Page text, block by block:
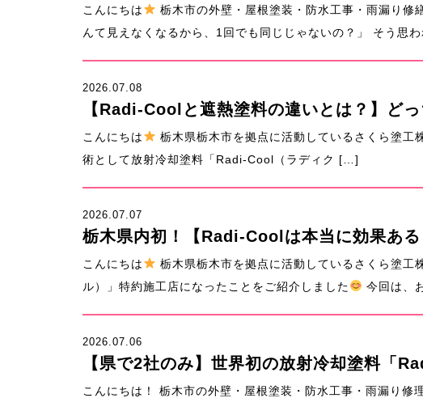
こんにちは 栃木市の外壁・屋根塗装・防水工事・雨漏り修
んて見えなくなるから、1回でも同じじゃないの？」 そう思
2026.07.08
【Radi-Coolと遮熱塗料の違いとは？】ど
こんにちは 栃木県栃木市を拠点に活動しているさくら塗工
術として放射冷却塗料「Radi-Cool（ラディク […]
2026.07.07
栃木県内初！【Radi-Coolは本当に効果あ
こんにちは 栃木県栃木市を拠点に活動しているさくら塗工
ル）」特約施工店になったことをご紹介しました
今回は、
2026.07.06
【県で2社のみ】世界初の放射冷却塗料「
こんにちは！ 栃木市の外壁・屋根塗装・防水工事・雨漏り修